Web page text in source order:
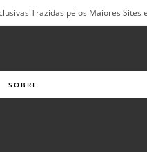
Trazidas pelos Maiores Sites
SOBRE